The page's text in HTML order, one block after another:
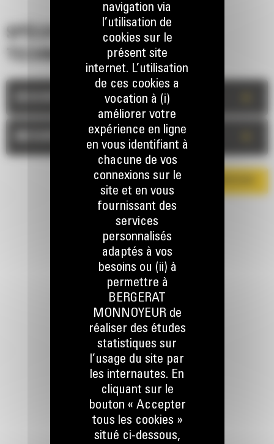
SPÉCIFICATIONS
TECHNIQUES
TÉLÉCHARGER LA BROCHURE
RESTONS EN CONTACT
Appelez-nous
078 157 767
navigation via
l’utilisation de
cookies sur le
présent site
internet. L’utilisation
de ces cookies a
vocation à (i)
améliorer votre
expérience en ligne
en vous identifiant à
chacune de vos
connexions sur le
site et en vous
fournissant des
services
personnalisés
adaptés à vos
besoins ou (ii) à
permettre à
BERGERAT
MONNOYEUR de
réaliser des études
statistiques sur
l’usage du site par
les internautes. En
cliquant sur le
bouton « Accepter
tous les cookies »
situé ci-dessous,